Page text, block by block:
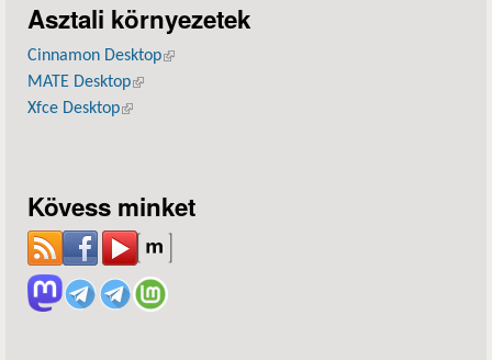
Asztali környezetek
Cinnamon Desktop(külső hivatkozás)
MATE Desktop(külső hivatkozás)
Xfce Desktop(külső hivatkozás)
Kövess minket